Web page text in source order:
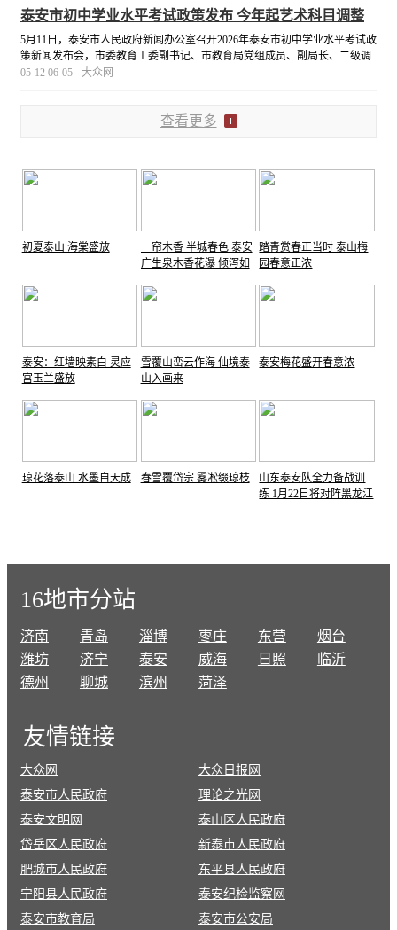
成的特殊光学现象。 [详细]
泰安市初中学业水平考试政策发布 今年起艺术科目调整
为考试科目
5月11日，泰安市人民政府新闻办公室召开2026年泰安市初中学业水平考试政
策新闻发布会，市委教育工委副书记、市教育局党组成员、副局长、二级调
研员张衍新通报了初中学业水平考试有关政策。
05-12 06-05 大众网
查看更多
初夏泰山 海棠盛放
一帘木香 半城春色 泰安
广生泉木香花瀑 倾泻如
踏青赏春正当时 泰山梅
园春意正浓
泰安：红墙映素白 灵应
宫玉兰盛放
雪覆山峦云作海 仙境泰
山入画来
泰安梅花盛开春意浓
琼花落泰山 水墨自天成 春雪覆岱宗 雾凇缀琼枝
山东泰安队全力备战训
练 1月22日将对阵黑龙江
16地市分站
济南 青岛 淄博 枣庄 东营
烟台
潍坊
济宁 泰安 威海 日照
临沂
德州
聊城 滨州 菏泽
友情链接
大众网
大众日报网
泰安市人民政府
理论之光网
泰安文明网
泰山区人民政府
岱岳区人民政府
新泰市人民政府
肥城市人民政府
东平县人民政府
宁阳县人民政府
泰安纪检监察网
泰安市教育局
泰安市公安局